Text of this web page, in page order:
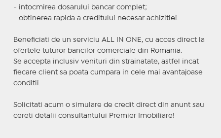
- intocmirea dosarului bancar complet;
- obtinerea rapida a creditului necesar achizitiei.
Beneficiati de un serviciu ALL IN ONE, cu acces direct la
ofertele tuturor bancilor comerciale din Romania.
Se accepta inclusiv venituri din strainatate, astfel incat
fiecare client sa poata cumpara in cele mai avantajoase
conditii.
Solicitati acum o simulare de credit direct din anunt sau
cereti detalii consultantului Premier Imobiliare!